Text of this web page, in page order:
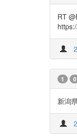
RT
1 0
新潟